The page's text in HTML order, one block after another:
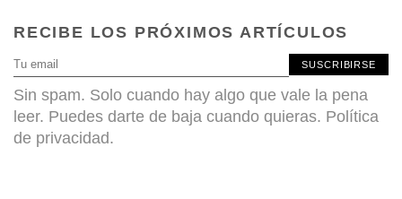
RECIBE LOS PRÓXIMOS ARTÍCULOS
SUSCRIBIRSE
Sin spam. Solo cuando hay algo que vale la pena
leer. Puedes darte de baja cuando quieras. Política
de privacidad.